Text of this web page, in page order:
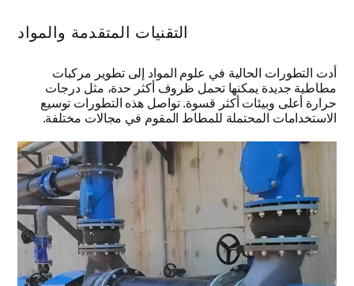
التقنيات المتقدمة والمواد
أدت التطورات الحالية في علوم المواد إلى تطوير مركبات
مطاطية جديدة يمكنها تحمل ظروف أكثر حدة، مثل درجات
حرارة أعلى وبيئات أكثر قسوة.تواصل هذه التطورات توسيع
الاستخدامات المحتملة للمطاط المقوم في مجالات مختلفة.